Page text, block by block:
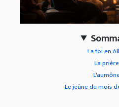
La foi en
La prière
Le jeûne du mois